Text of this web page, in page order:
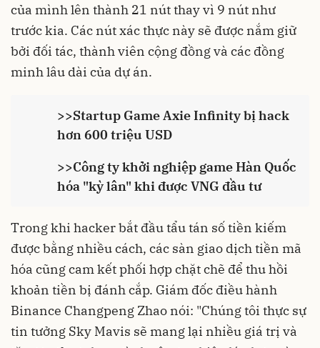
của mình lên thành 21 nút thay vì 9 nút như
trước kia. Các nút xác thực này sẽ được nắm giữ
bởi đối tác, thành viên cộng đồng và các đồng
minh lâu dài của dự án.
>>Startup Game Axie Infinity bị hack
hơn 600 triệu USD
>>Công ty khởi nghiệp game Hàn Quốc
hóa "kỳ lân" khi được VNG đầu tư
Trong khi hacker bắt đầu tẩu tán số tiền kiếm
được bằng nhiều cách, các sàn giao dịch tiền mã
hóa cũng cam kết phối hợp chặt chẽ để thu hồi
khoản tiền bị đánh cắp. Giám đốc điều hành
Binance Changpeng Zhao nói: "Chúng tôi thực sự
tin tưởng Sky Mavis sẽ mang lại nhiều giá trị và